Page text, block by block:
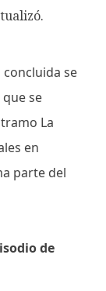
se
se
La
en
parte del
de